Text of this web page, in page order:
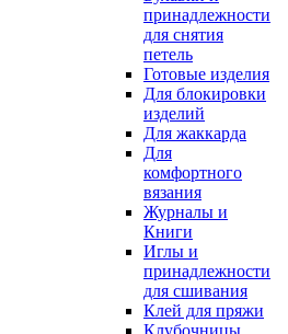
принадлежности
для снятия
петель
Готовые изделия
Для блокировки
изделий
Для жаккарда
Для
комфортного
вязания
Журналы и
Книги
Иглы и
принадлежности
для сшивания
Клей для пряжи
Клубочницы